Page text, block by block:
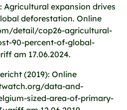
Agricultural expansion drives
deforestation. Online
detail/cop26-agricultural-
90-percent-of-global-
am 17.06.2024.
(2019): Online
data-and-
sized-area-of-primary-